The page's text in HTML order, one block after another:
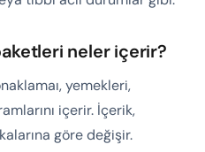
neler içerir?
yemekleri,
içerir. İçerik,
göre değişir.